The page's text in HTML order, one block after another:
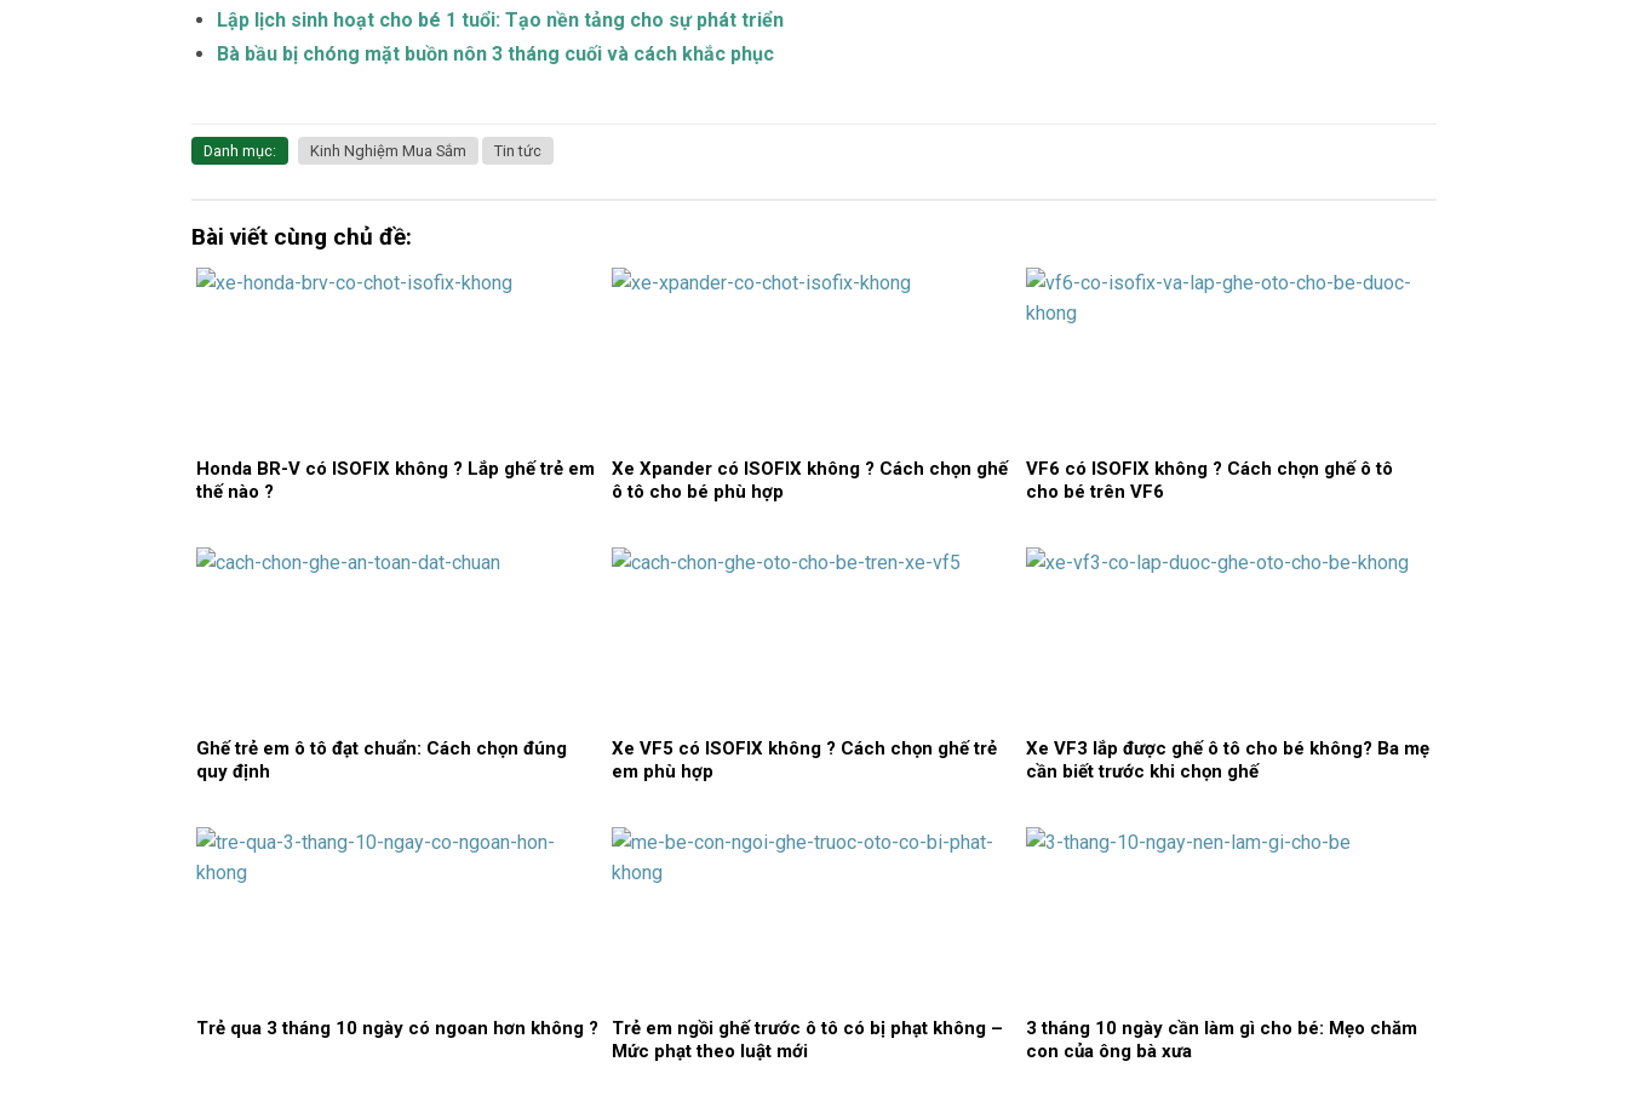
Lập lịch sinh hoạt cho bé 1 tuổi: Tạo nền tảng cho sự phát triển
Bà bầu bị chóng mặt buồn nôn 3 tháng cuối và cách khắc phục
Danh mục: Kinh Nghiệm Mua Sắm Tin tức
Bài viết cùng chủ đề:
Honda BR-V có ISOFIX không ? Lắp ghế trẻ em
thế nào ?
Xe Xpander có ISOFIX không ? Cách chọn ghế
ô tô cho bé phù hợp
VF6 có ISOFIX không ? Cách chọn ghế ô tô
cho bé trên VF6
Ghế trẻ em ô tô đạt chuẩn: Cách chọn đúng
quy định
Xe VF5 có ISOFIX không ? Cách chọn ghế trẻ
em phù hợp
Xe VF3 lắp được ghế ô tô cho bé không? Ba mẹ
cần biết trước khi chọn ghế
Trẻ qua 3 tháng 10 ngày có ngoan hơn không ?
Trẻ em ngồi ghế trước ô tô có bị phạt không –
Mức phạt theo luật mới
3 tháng 10 ngày cần làm gì cho bé: Mẹo chăm
con của ông bà xưa